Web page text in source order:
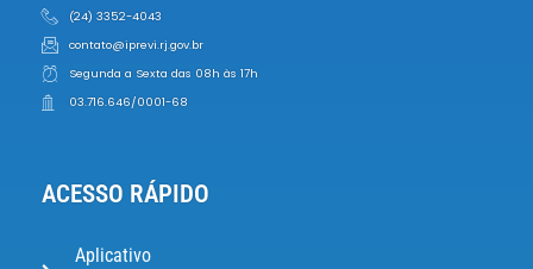
(24) 3352-4043
contato@iprevi.rj.gov.br
Segunda a Sexta das 08h às 17h
03.716.646/0001-68
ACESSO RÁPIDO
Aplicativo